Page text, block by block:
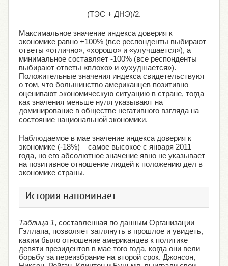
(ТЭС + ДНЭ)/2.
Максимальное значение индекса доверия к
экономике равно +100% (все респонденты выбирают
ответы «отлично», «хорошо» и «улучшается»), а
минимальное составляет -100% (все респонденты
выбирают ответы «плохо» и «ухудшается»).
Положительные значения индекса свидетельствуют
о том, что большинство американцев позитивно
оценивают экономическую ситуацию в стране, тогда
как значения меньше нуля указывают на
доминирование в обществе негативного взгляда на
состояние национальной экономики.
Наблюдаемое в мае значение индекса доверия к
экономике (-18%) – самое высокое с января 2011
года, но его абсолютное значение явно не указывает
на позитивное отношение людей к положению дел в
экономике страны.
История напоминает
Таблица 1, составленная по данным Организации
Гэллапа, позволяет заглянуть в прошлое и увидеть,
каким было отношение американцев к политике
девяти президентов в мае того года, когда они вели
борьбу за переизбрание на второй срок. Джонсон,